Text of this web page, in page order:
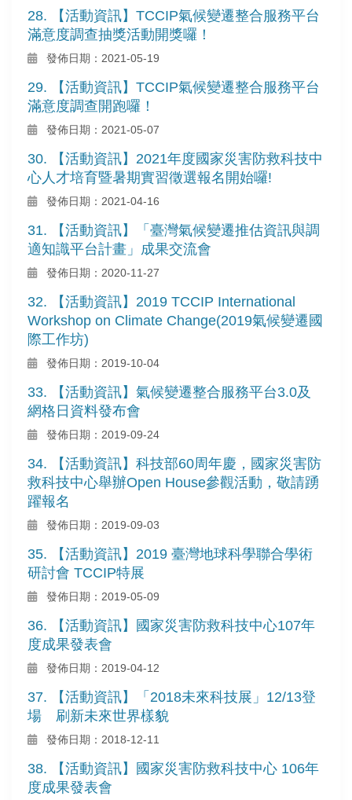
28. 【活動資訊】TCCIP氣候變遷整合服務平台
滿意度調查抽獎活動開獎囉！
發佈日期：2021-05-19
29. 【活動資訊】TCCIP氣候變遷整合服務平台
滿意度調查開跑囉！
發佈日期：2021-05-07
30. 【活動資訊】2021年度國家災害防救科技中
心人才培育暨暑期實習徵選報名開始囉!
發佈日期：2021-04-16
31. 【活動資訊】「臺灣氣候變遷推估資訊與調
適知識平台計畫」成果交流會
發佈日期：2020-11-27
32. 【活動資訊】2019 TCCIP International
Workshop on Climate Change(2019氣候變遷國
際工作坊)
發佈日期：2019-10-04
33. 【活動資訊】氣候變遷整合服務平台3.0及
網格日資料發布會
發佈日期：2019-09-24
34. 【活動資訊】科技部60周年慶，國家災害防
救科技中心舉辦Open House參觀活動，敬請踴
躍報名
發佈日期：2019-09-03
35. 【活動資訊】2019 臺灣地球科學聯合學術
研討會 TCCIP特展
發佈日期：2019-05-09
36. 【活動資訊】國家災害防救科技中心107年
度成果發表會
發佈日期：2019-04-12
37. 【活動資訊】「2018未來科技展」12/13登
場 刷新未來世界樣貌
發佈日期：2018-12-11
38. 【活動資訊】國家災害防救科技中心 106年
度成果發表會